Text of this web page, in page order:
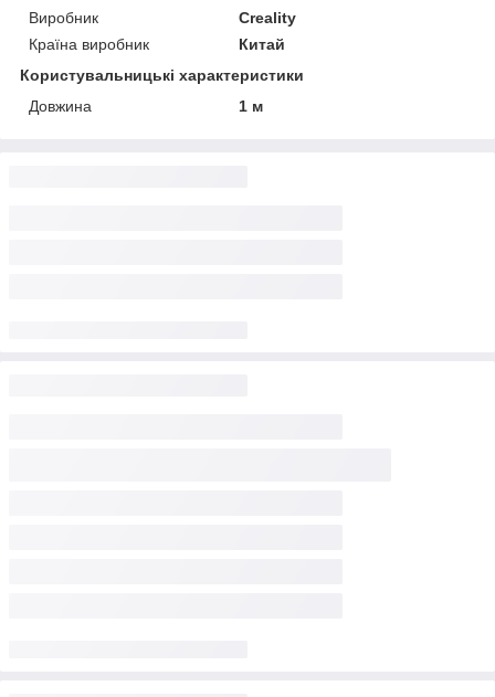
Виробник
Creality
Країна виробник
Китай
Користувальницькі характеристики
Довжина
1 м